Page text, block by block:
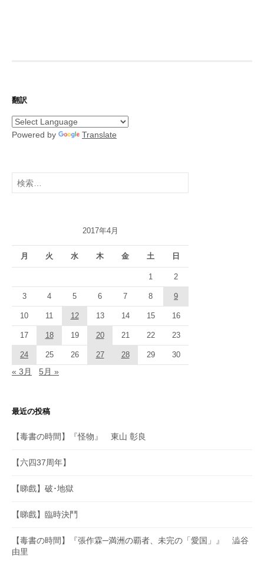
翻訳
Powered by Translate
検
索:
2017年4月
月 火 水 木 金 土 日
1 2
3 4 5 6 7 8 9
10 11 12 13 14 15 16
17 18 19 20 21 22 23
24 25 26 27 28 29 30
« 3月 5月 »
最近の投稿
【毒書の時間】『怪物』 東山 彰良
【六四37周年】
【睇戲】破･地獄
【睇戲】臨時決鬥
【毒書の時間】『張作霖─満洲の覇者、未完の「愛国」』 澁谷
由里